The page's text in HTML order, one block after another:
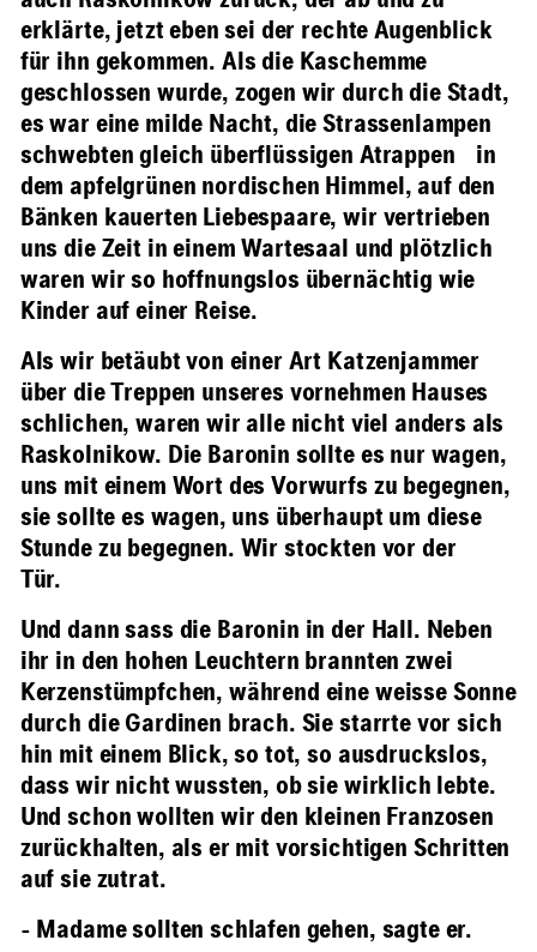
erklärte, jetzt eben sei der rechte Augenblick
für ihn gekommen. Als die Kaschemme
geschlossen wurde, zogen wir durch die Stadt,
es war eine milde Nacht, die Strassenlampen
schwebten gleich überflüssigen Atrappen in
dem apfelgrünen nordischen Himmel, auf den
Bänken kauerten Liebespaare, wir vertrieben
uns die Zeit in einem Wartesaal und plötzlich
waren wir so hoffnungslos übernächtig wie
Kinder auf einer Reise.
Als wir betäubt von einer Art Katzenjammer
über die Treppen unseres vornehmen Hauses
schlichen, waren wir alle nicht viel anders als
Raskolnikow. Die Baronin sollte es nur wagen,
uns mit einem Wort des Vorwurfs zu begegnen,
sie sollte es wagen, uns überhaupt um diese
Stunde zu begegnen. Wir stockten vor der
Tür.
Und dann sass die Baronin in der Hall. Neben
ihr in den hohen Leuchtern brannten zwei
Kerzenstümpfchen, während eine weisse Sonne
durch die Gardinen brach. Sie starrte vor sich
hin mit einem Blick, so tot, so ausdruckslos,
dass wir nicht wussten, ob sie wirklich lebte.
Und schon wollten wir den kleinen Franzosen
zurückhalten, als er mit vorsichtigen Schritten
auf sie zutrat.
- Madame sollten schlafen gehen, sagte er.